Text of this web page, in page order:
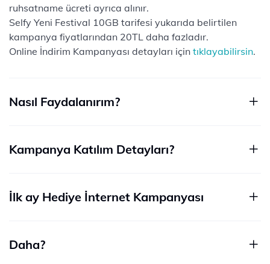
ruhsatname ücreti ayrıca alınır.
Selfy Yeni Festival 10GB tarifesi yukarıda belirtilen
kampanya fiyatlarından 20TL daha fazladır.
Online İndirim Kampanyası detayları için tıklayabilirsin.
Nasıl Faydalanırım?
Kampanya Katılım Detayları?
İlk ay Hediye İnternet Kampanyası
Daha?